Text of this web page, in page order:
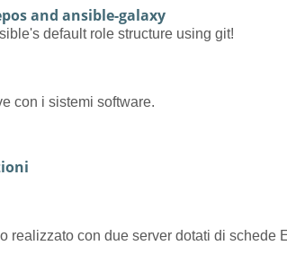
and ansible-galaxy
default role structure using git!
con i sistemi software.
realizzato con due server dotati di